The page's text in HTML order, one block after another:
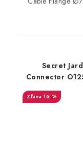
Secret
Connector
konektor pro
Flange
16 %